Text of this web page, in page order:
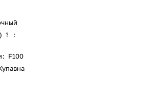
?
:
: F100